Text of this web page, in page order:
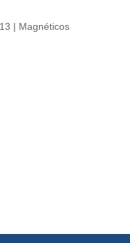
| Magnéticos